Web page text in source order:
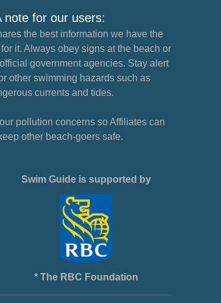
note for our users:
the best information we have the
it. Always obey signs at the beach or
government agencies. Stay alert
other swimming hazards such as
currents and tides.
pollution concerns so Affiliates can
other beach-goers safe.
Swim Guide is supported by
* The RBC Foundation